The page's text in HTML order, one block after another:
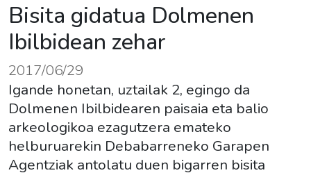
Bisita gidatua Dolmenen
Ibilbidean zehar
2017/06/29
Igande honetan, uztailak 2, egingo da
Dolmenen Ibilbidearen paisaia eta balio
arkeologikoa ezagutzera emateko
helburuarekin Debabarreneko Garapen
Agentziak antolatu duen bigarren bisita